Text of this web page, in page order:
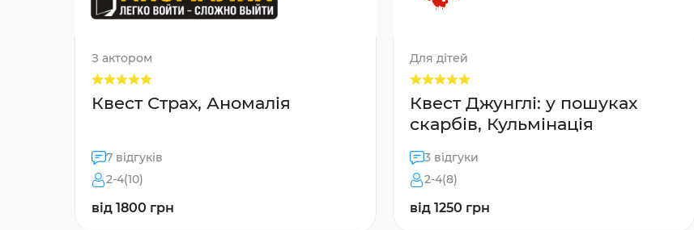
З актором
Квест Страх, Аномалія
7 відгуків
2-4(10)
від 1800 грн
Для дітей
Квест Джунглі: у пошуках
скарбів, Кульмінація
3 відгуки
2-4(8)
від 1250 грн